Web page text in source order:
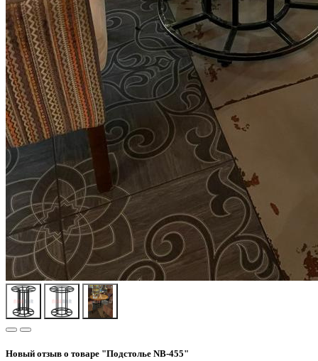
Новый отзыв о товаре "Подстолье NB-455"